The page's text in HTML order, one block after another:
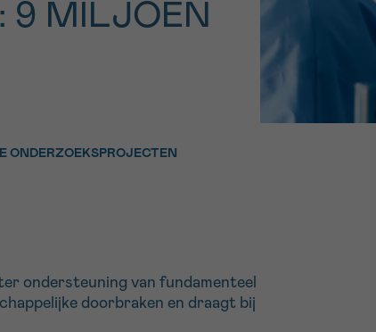
9 MILJOEN
ONDERZOEKSPROJECTEN
ondersteuning van fundamenteel
doorbraken en draagt bij
18h